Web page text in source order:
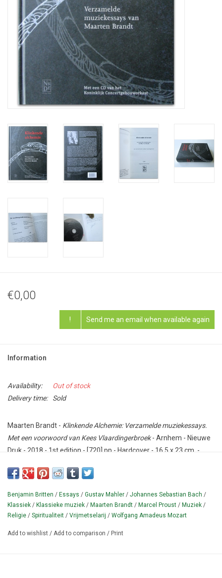
€0,00
! Send me an email when available again
Information
Availability:
Out of stock
Delivery time:
Sold
Maarten Brandt - Klinkende Alchemie: Verzamelde muziekessays.
Met een voorwoord van Kees Vlaardingerbroek- Arnhem - Nieuwe
Druk - 2018 - 1st edition - [720] pp - Hardcover - 16,5 x 23 cm. -
Collection of 98 musical essays and reflections by the prominent
musicologist and Freemason Maarten Brandt (1953-2025).With
index.Hardbackedition.TEXT IN DUTCH.The book is accompanied
by a CD of the Koninklijk Concertgebouworkest, a program by
Marius Flothuis (1914-2001) that appears here for the first time on
Benjamin Britten / Essays / Gustav Mahler / Johannes Sebastian Bach /
Klassiek / Klassieke muziek / Maarten Brandt / Marcel Proust / Muziek /
Religie / Spiritualiteit / Vrijmetselarij / Wolfgang Amadeus Mozart
Add to wishlist / Add to comparison / Print